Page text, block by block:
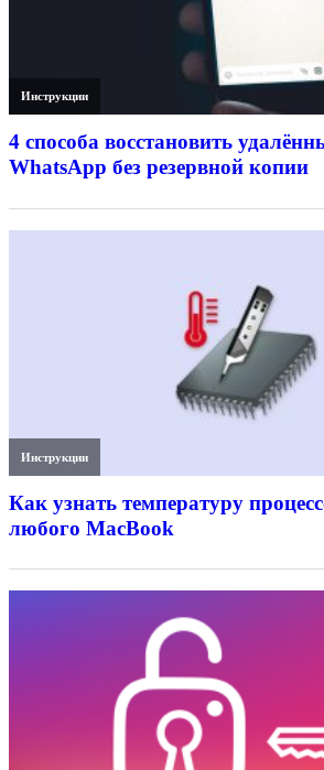
Инструкции
4 способа восстановить
WhatsApp без резервной копии
Инструкции
Как узнать температуру
любого MacBook